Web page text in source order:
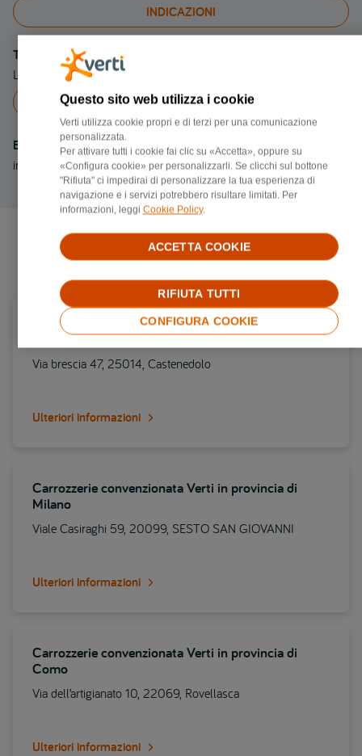
INDICAZIONI
Telefono
Linea fissa 0422490877
Chiama a0422490877
Email
info.treviso@nuovamilano.it
Negozi di riparazione più vicini
Carrozzerie convenzionata Verti in provincia di
Brescia
Via brescia 47, 25014, Castenedolo
Ulteriori informazioni
Carrozzerie convenzionata Verti in provincia di
Milano
Viale Casiraghi 59, 20099, SESTO SAN GIOVANNI
Ulteriori informazioni
Carrozzerie convenzionata Verti in provincia di
Como
Via dell’artigianato 10, 22069, Rovellasca
Ulteriori informazioni
Questo sito web utilizza i cookie
Verti utilizza cookie propri e di terzi per una comunicazione
personalizzata.
Per attivare tutti i cookie fai clic su «Accetta», oppure su
«Configura cookie» per personalizzarli. Se clicchi sul bottone
"Rifiuta" ci impedirai di personalizzare la tua esperienza di
navigazione e i servizi potrebbero risultare limitati. Per
informazioni, leggi Cookie Policy.
CONFIGURA COOKIE
RIFIUTA TUTTI
ACCETTA COOKIE